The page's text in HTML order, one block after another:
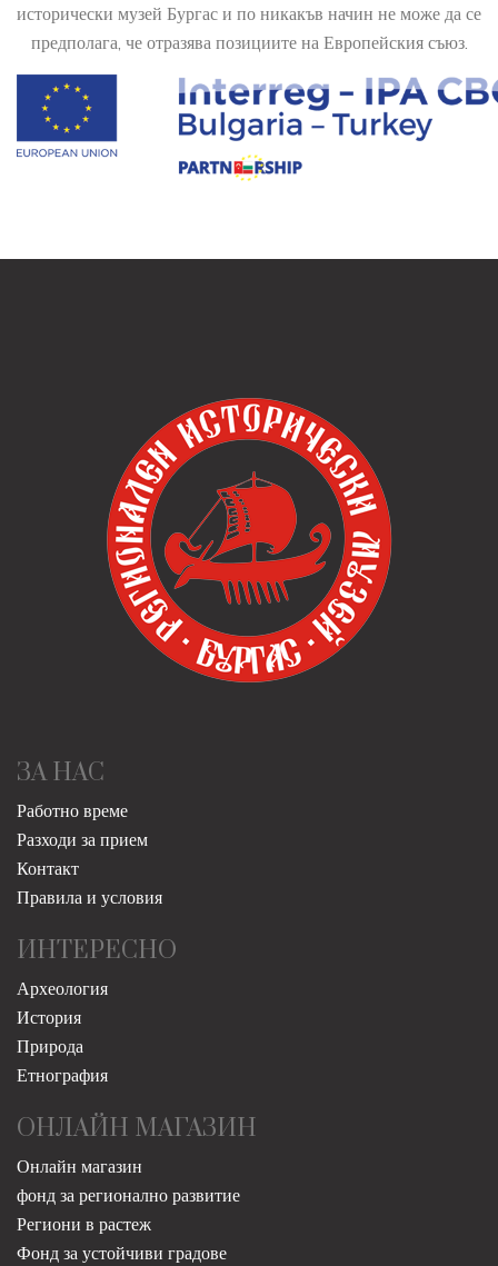
исторически музей Бургас и по никакъв начин не може да се
предполага, че отразява позициите на Европейския съюз.
ЗА НАС
Работно време
Разходи за прием
Контакт
Правила и условия
ИНТЕРЕСНО
Археология
История
Природа
Етнография
ОНЛАЙН МАГАЗИН
Онлайн магазин
фонд за регионално развитие
Региони в растеж
Фонд за устойчиви градове